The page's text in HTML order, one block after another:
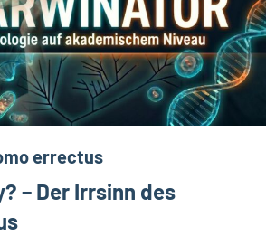
errectus
– Der Irrsinn des